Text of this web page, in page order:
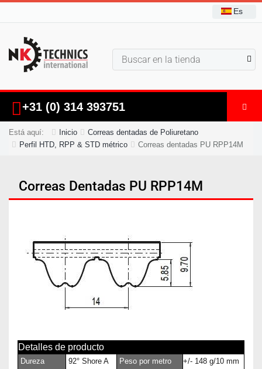
Es
+31 (0) 314 393751
Está aquí: Inicio
Correas dentadas de Poliuretano
Perfil HTD, RPP & STD métrico
Correas dentadas PU RPP14M
Correas Dentadas PU RPP14M
Detalles de producto
Dureza
92° Shore A Peso por metro
+/- 148 g/10 mm